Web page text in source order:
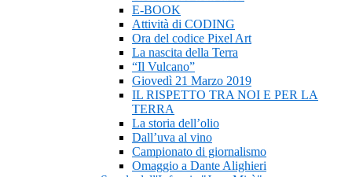
E-BOOK
Attività di CODING
Ora del codice Pixel Art
La nascita della Terra
“Il Vulcano”
Giovedì 21 Marzo 2019
IL RISPETTO TRA NOI E PER LA
TERRA
La storia dell’olio
Dall’uva al vino
Campionato di giornalismo
Omaggio a Dante Alighieri